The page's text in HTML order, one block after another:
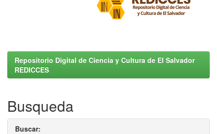
Repositorio Digital de Ciencia y Cultura de El Salvador
REDICCES
Busqueda
Buscar: